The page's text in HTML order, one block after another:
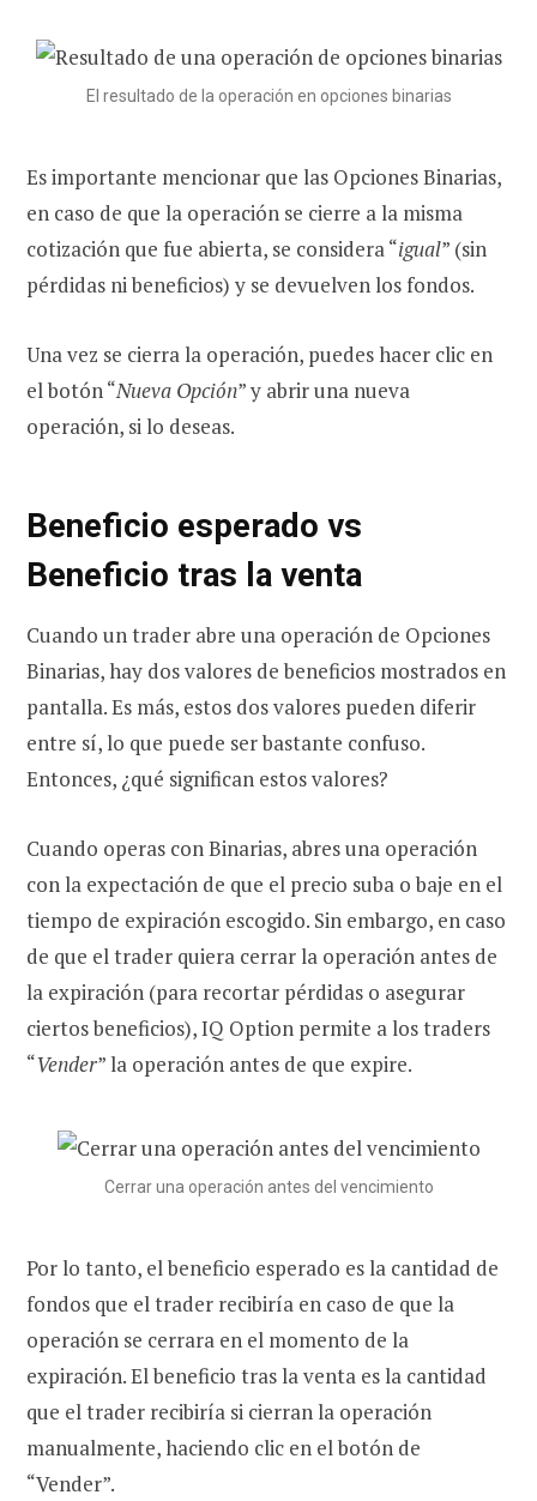
El resultado de la operación en opciones binarias
Es importante mencionar que las Opciones Binarias,
en caso de que la operación se cierre a la misma
cotización que fue abierta, se considera “igual” (sin
pérdidas ni beneficios) y se devuelven los fondos.
Una vez se cierra la operación, puedes hacer clic en
el botón “Nueva Opción” y abrir una nueva
operación, si lo deseas.
Beneficio esperado vs
Beneficio tras la venta
Cuando un trader abre una operación de Opciones
Binarias, hay dos valores de beneficios mostrados en
pantalla. Es más, estos dos valores pueden diferir
entre sí, lo que puede ser bastante confuso.
Entonces, ¿qué significan estos valores?
Cuando operas con Binarias, abres una operación
con la expectación de que el precio suba o baje en el
tiempo de expiración escogido. Sin embargo, en caso
de que el trader quiera cerrar la operación antes de
la expiración (para recortar pérdidas o asegurar
ciertos beneficios), IQ Option permite a los traders
“Vender” la operación antes de que expire.
Cerrar una operación antes del vencimiento
Por lo tanto, el beneficio esperado es la cantidad de
fondos que el trader recibiría en caso de que la
operación se cerrara en el momento de la
expiración. El beneficio tras la venta es la cantidad
que el trader recibiría si cierran la operación
manualmente, haciendo clic en el botón de
“Vender”.